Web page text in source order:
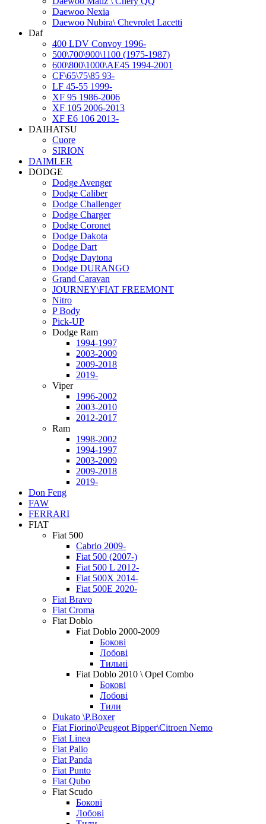
Daewoo Nexia
Daewoo Nubira\ Chevrolet Lacetti
Daf
400 LDV Convoy 1996-
500\700\900\1100 (1975-1987)
600\800\1000\AE45 1994-2001
CF\65\75\85 93-
LF 45-55 1999-
XF 95 1986-2006
XF 105 2006-2013
XF E6 106 2013-
DAIHATSU
Cuore
SIRION
DAIMLER
DODGE
Dodge Avenger
Dodge Caliber
Dodge Challenger
Dodge Charger
Dodge Coronet
Dodge Dakota
Dodge Dart
Dodge Daytona
Dodge DURANGO
Grand Caravan
JOURNEY\FIAT FREEMONT
Nitro
P Body
Pick-UP
Dodge Ram
1994-1997
2003-2009
2009-2018
2019-
Viper
1996-2002
2003-2010
2012-2017
Ram
1998-2002
1994-1997
2003-2009
2009-2018
2019-
Don Feng
FAW
FERRARI
FIAT
Fiat 500
Cabrio 2009-
Fiat 500 (2007-)
Fiat 500 L 2012-
Fiat 500X 2014-
Fiat 500E 2020-
Fiat Bravo
Fiat Croma
Fiat Doblo
Fiat Doblo 2000-2009
Бокові
Лобові
Тильні
Fiat Doblo 2010 \ Opel Combo
Бокові
Лобові
Тили
Dukato \P.Boxer
Fiat Fiorino\Peugeot Bipper\Citroen Nemo
Fiat Linea
Fiat Palio
Fiat Panda
Fiat Punto
Fiat Qubo
Fiat Scudo
Бокові
Лобові